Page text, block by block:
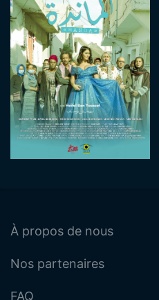
À propos de nous
Nos partenaires
FAQ